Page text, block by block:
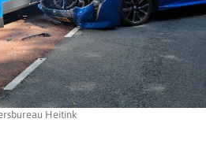
Heitink